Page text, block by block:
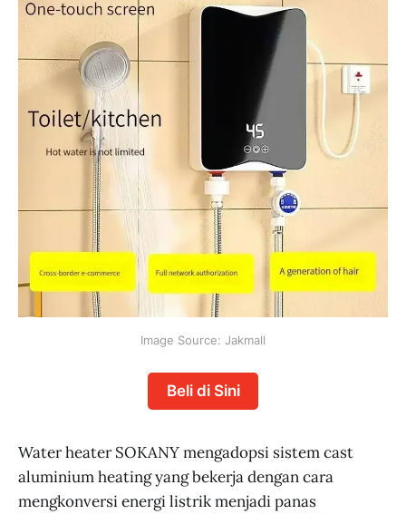
Image Source: Jakmall
Beli di Sini
Water heater SOKANY mengadopsi sistem cast
aluminium heating yang bekerja dengan cara
mengkonversi energi listrik menjadi panas